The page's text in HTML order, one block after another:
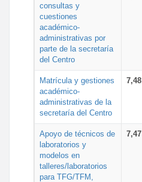
consultas y
cuestiones
académico-
administrativas por
parte de la secretaría
del Centro
Matrícula y gestiones
académico-
administrativas de la
secretaría del Centro
7,48
Apoyo de técnicos de
laboratorios y
modelos en
talleres/laboratorios
para TFG/TFM,
7,47